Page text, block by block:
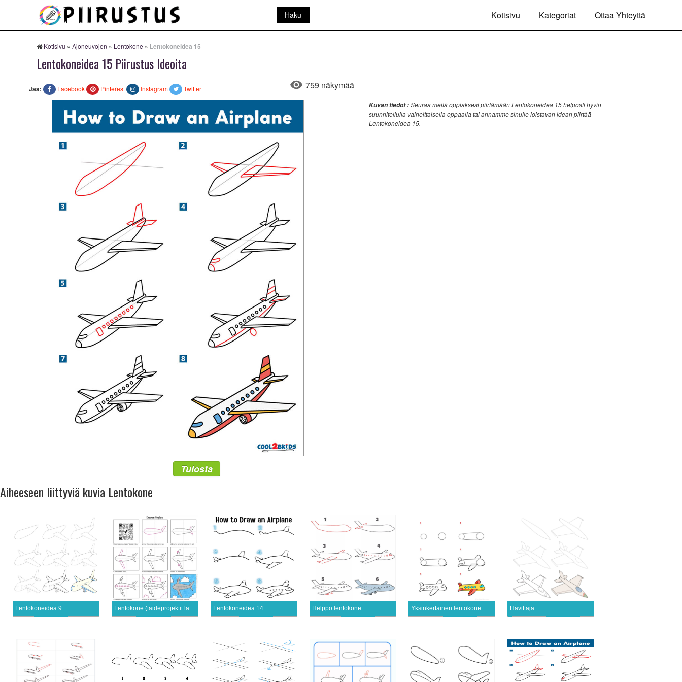
Kotisivu Kategoriat Ottaa Yhteyttä
Kotisivu » Ajoneuvojen » Lentokone » Lentokoneidea 15
Lentokoneidea 15 Piirustus Ideoita
Jaa: Facebook Pinterest Instagram Twitter 759 näkymää
Kuvan tiedot :Seuraa meitä oppiaksesi piirtämään Lentokoneidea 15 helposti hyvin
suunnitellulla vaiheittaisella oppaalla tai annamme sinulle loistavan idean piirtää
Lentokoneidea 15.
Tulosta
Aiheeseen liittyviä kuvia Lentokone
Lentokoneidea 9 Lentokone (taideprojektit lapsille) Lentokoneidea 14 Helppo lentokone Yksinkertainen lentokone Hävittäjä